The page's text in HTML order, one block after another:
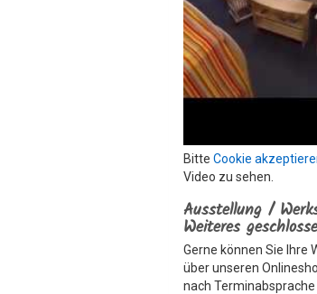
Bitte Cookie
Video zu sehen.
Ausstellung /
Weiteres
Gerne können Sie Ihre
über unseren
nach